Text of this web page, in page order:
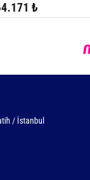
₺
/ İstanbul